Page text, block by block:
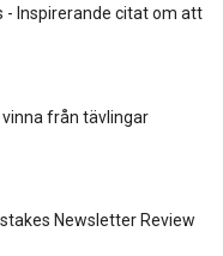
- Inspirerande citat om att
från tävlingar
Newsletter Review